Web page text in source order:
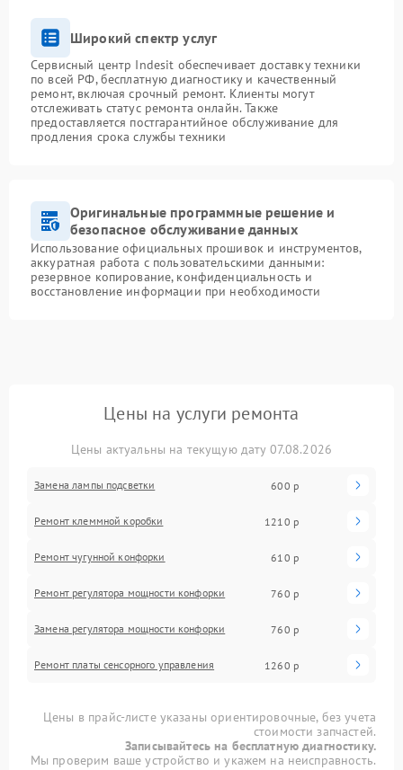
Широкий спектр услуг
Сервисный центр Indesit обеспечивает доставку техники
по всей РФ, бесплатную диагностику и качественный
ремонт, включая срочный ремонт. Клиенты могут
отслеживать статус ремонта онлайн. Также
предоставляется постгарантийное обслуживание для
продления срока службы техники
Оригинальные программные решение и
безопасное обслуживание данных
Использование официальных прошивок и инструментов,
аккуратная работа с пользовательскими данными:
резервное копирование, конфиденциальность и
восстановление информации при необходимости
Цены на услуги ремонта
Цены актуальны на текущую дату 07.08.2026
Замена лампы подсветки 600 р
Ремонт клеммной коробки 1210 р
Ремонт чугунной конфорки 610 р
Ремонт регулятора мощности конфорки 760 р
Замена регулятора мощности конфорки 760 р
Ремонт платы сенсорного управления 1260 р
Цены в прайс-листе указаны ориентировочные, без учета
стоимости запчастей.
Записывайтесь на бесплатную диагностику.
Мы проверим ваше устройство и укажем на неисправность.